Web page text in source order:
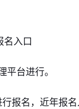
台进行。
报名，近年报